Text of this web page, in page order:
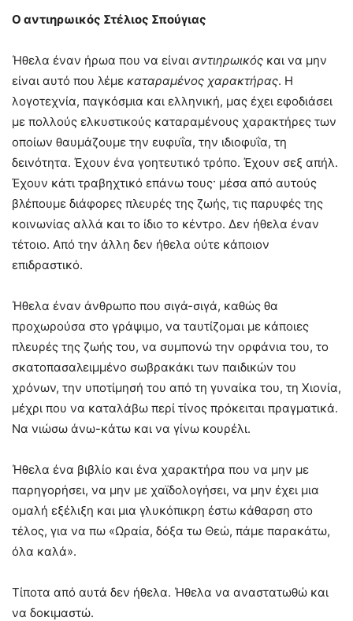
Ο αντιηρωικός Στέλιος Σπούγιας
Ήθελα έναν ήρωα που να είναι αντιηρωικός και να μην
είναι αυτό που λέμε καταραμένος χαρακτήρας. Η
λογοτεχνία, παγκόσμια και ελληνική, μας έχει εφοδιάσει
με πολλούς ελκυστικούς καταραμένους χαρακτήρες των
οποίων θαυμάζουμε την ευφυΐα, την ιδιοφυΐα, τη
δεινότητα. Έχουν ένα γοητευτικό τρόπο. Έχουν σεξ απήλ.
Έχουν κάτι τραβηχτικό επάνω τους· μέσα από αυτούς
βλέπουμε διάφορες πλευρές της ζωής, τις παρυφές της
κοινωνίας αλλά και το ίδιο το κέντρο. Δεν ήθελα έναν
τέτοιο. Από την άλλη δεν ήθελα ούτε κάποιον
επιδραστικό.
Ήθελα έναν άνθρωπο που σιγά-σιγά, καθώς θα
προχωρούσα στο γράψιμο, να ταυτίζομαι με κάποιες
πλευρές της ζωής του, να συμπονώ την ορφάνια του, το
σκατοπασαλειμμένο σωβρακάκι των παιδικών του
χρόνων, την υποτίμησή του από τη γυναίκα του, τη Χιονία,
μέχρι που να καταλάβω περί τίνος πρόκειται πραγματικά.
Να νιώσω άνω-κάτω και να γίνω κουρέλι.
Ήθελα ένα βιβλίο και ένα χαρακτήρα που να μην με
παρηγορήσει, να μην με χαϊδολογήσει, να μην έχει μια
ομαλή εξέλιξη και μια γλυκόπικρη έστω κάθαρση στο
τέλος, για να πω «Ωραία, δόξα τω Θεώ, πάμε παρακάτω,
όλα καλά».
Τίποτα από αυτά δεν ήθελα. Ήθελα να αναστατωθώ και
να δοκιμαστώ.